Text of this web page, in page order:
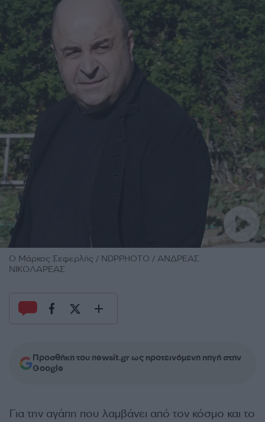
O Μάρκος Σεφερλής / NDPPHOTO / ΑΝΔΡΕΑΣ
ΝΙΚΟΛΑΡΕΑΣ
Προσθήκη του newsit.gr ως προτεινόμενη πηγή στην
Google
Για την αγάπη που λαμβάνει από τον κόσμο και το